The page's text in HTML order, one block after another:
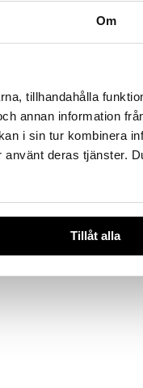
Om
tillhandahålla
annan information
i sin tur kombinera
använt deras tjänster.
Tillåt alla
i
Finns i flera
ION SILVER
Mjukgörande salva
kolloidalt silver.
fr.99 kr